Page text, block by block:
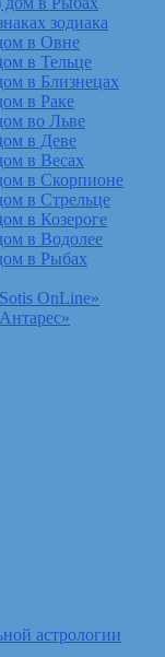
зодиака
в Овне
в Тельце
в Близнецах
в Раке
во Льве
в Деве
в Весах
в Скорпионе
в Стрельце
в Козероге
в Водолее
в Рыбах
OnLine»
астрологии